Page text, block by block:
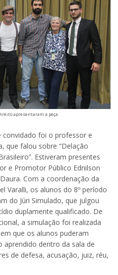
apresentaram a peça
convidado foi o professor e
que falou sobre “Delação
Estiveram presentes
e Promotor Público Ednilson
Com a coordenação da
Varalli, os alunos do 8º período
do Júri Simulado, que julgou
duplamente qualificado. De
a simulação foi realizada
que os alunos puderam
dentro da sala de
de defesa, acusação, juiz, réu,